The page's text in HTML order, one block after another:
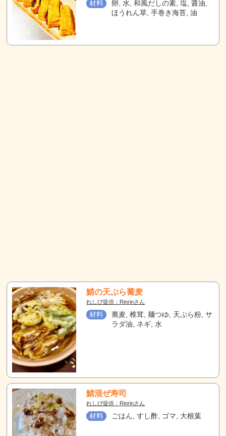
材料
卵, 水, 和風だしの素, 塩, 醤油,
ほうれん草, 手巻き海苔, 油
鯖の天ぷら蕎麦
れしぴ提供：Rinrinさん
材料
蕎麦, 椎茸, 麺つゆ, 天ぷら粉, サ
ラダ油, ネギ, 水
鯖混ぜ寿司
れしぴ提供：Rinrinさん
材料 ごはん, すし酢, ゴマ, 大根葉